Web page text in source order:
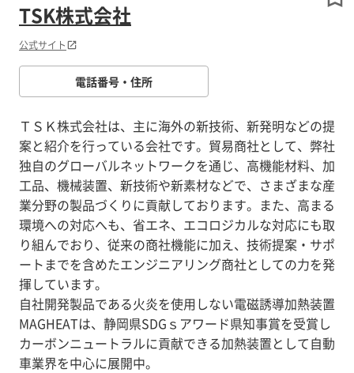
TSK株式会社
公式サイト
電話番号・住所
ＴＳＫ株式会社は、主に海外の新技術、新発明などの提
案と紹介を行っている会社です。貿易商社として、弊社
独自のグローバルネットワークを通じ、高機能材料、加
工品、機械装置、新技術や新素材などで、さまざまな産
業分野の製品づくりに貢献しております。また、高まる
環境への対応へも、省エネ、エコロジカルな対応にも取
り組んでおり、従来の商社機能に加え、技術提案・サポ
ートまでを含めたエンジニアリング商社としての力を発
揮しています。
自社開発製品である火炎を使用しない電磁誘導加熱装置
MAGHEATは、静岡県SDGｓアワード県知事賞を受賞し
カーボンニュートラルに貢献できる加熱装置として自動
車業界を中心に展開中。